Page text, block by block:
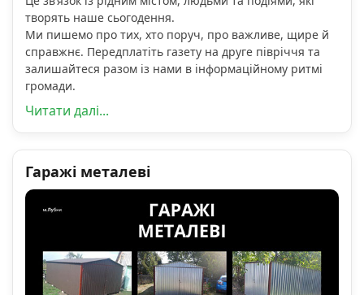
творять наше сьогодення.
Ми пишемо про тих, хто поруч, про важливе, щире й
справжнє. Передплатіть газету на друге півріччя та
залишайтеся разом із нами в інформаційному ритмі
громади.
Читати далі...
Гаражі металеві